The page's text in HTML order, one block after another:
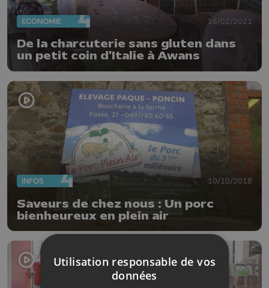
ECONOMIE 16/02/2021
De la charcuterie sans gluten dans
un petit coin d'Italie à Awans
INFOS 10/10/2018
Saveurs de chez nous : Un porc
bienheureux en plein air
Utilisation responsable de vos
données